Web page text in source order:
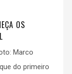
OS
Marco
do primeiro